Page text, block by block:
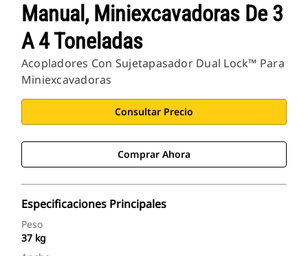
Manual, Miniexcavadoras De 3
A 4 Toneladas
Acopladores Con Sujetapasador Dual Lock™ Para
Miniexcavadoras
Consultar Precio
Comprar Ahora
Especificaciones Principales
Peso
37 kg